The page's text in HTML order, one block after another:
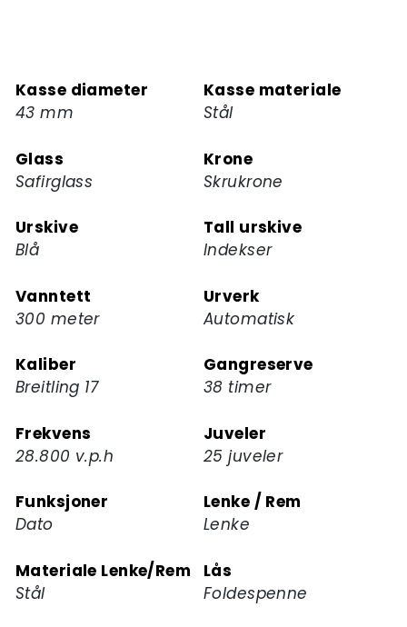
Kasse diameter
43 mm
Kasse materiale
Stål
Glass
Safirglass
Krone
Skrukrone
Urskive
Blå
Tall urskive
Indekser
Vanntett
300 meter
Urverk
Automatisk
Kaliber
Breitling 17
Gangreserve
38 timer
Frekvens
28.800 v.p.h
Juveler
25 juveler
Funksjoner
Dato
Lenke / Rem
Lenke
Materiale Lenke/Rem
Stål
Lås
Foldespenne